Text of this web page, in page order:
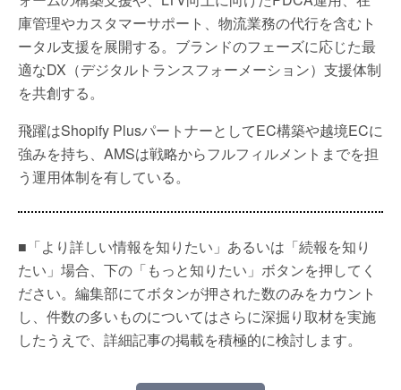
庫管理やカスタマーサポート、物流業務の代行を含むト
ータル支援を展開する。ブランドのフェーズに応じた最
適なDX（デジタルトランスフォーメーション）支援体制
を共創する。
飛躍はShopify PlusパートナーとしてEC構築や越境ECに
強みを持ち、AMSは戦略からフルフィルメントまでを担
う運用体制を有している。
■「より詳しい情報を知りたい」あるいは「続報を知り
たい」場合、下の「もっと知りたい」ボタンを押してく
ださい。編集部にてボタンが押された数のみをカウント
し、件数の多いものについてはさらに深掘り取材を実施
したうえで、詳細記事の掲載を積極的に検討します。